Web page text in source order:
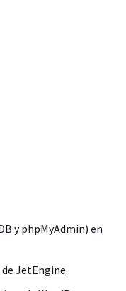
y phpMyAdmin) en
JetEngine